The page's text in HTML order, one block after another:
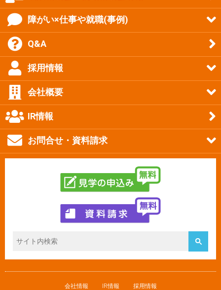
障がい×仕事や就職(事例)
Q&A
採用情報
会社概要
IR情報
お問合せ・資料請求
会社情報 IR情報 採用情報